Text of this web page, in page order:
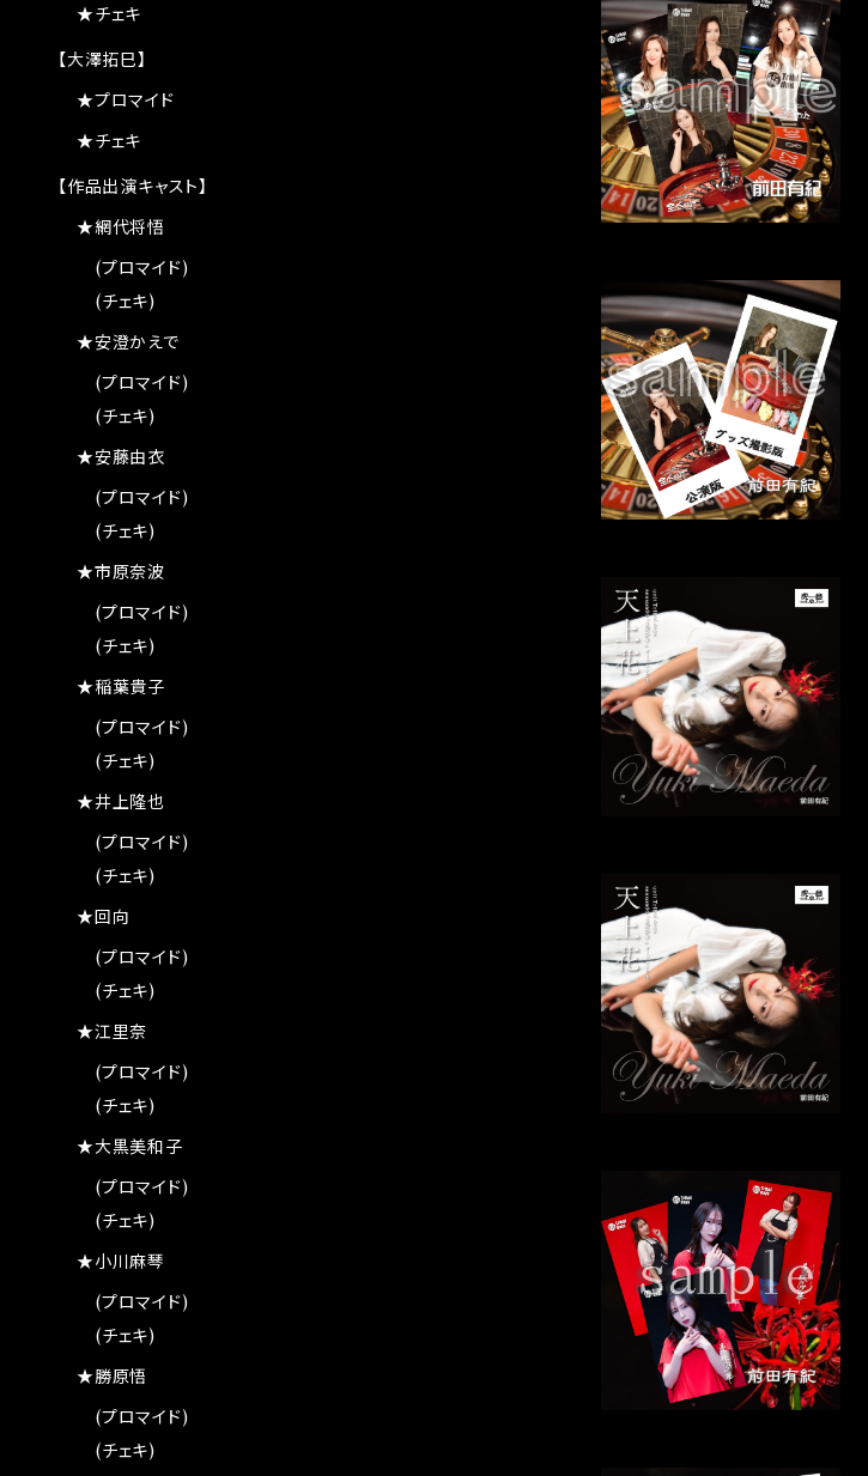
★チェキ
【大澤拓巳】
★プロマイド
★チェキ
【作品出演キャスト】
★網代将悟
(プロマイド)
(チェキ)
★安澄かえで
(プロマイド)
(チェキ)
★安藤由衣
(プロマイド)
(チェキ)
★市原奈波
(プロマイド)
(チェキ)
★稲葉貴子
(プロマイド)
(チェキ)
★井上隆也
(プロマイド)
(チェキ)
★回向
(プロマイド)
(チェキ)
★江里奈
(プロマイド)
(チェキ)
★大黒美和子
(プロマイド)
(チェキ)
★小川麻琴
(プロマイド)
(チェキ)
★勝原悟
(プロマイド)
(チェキ)